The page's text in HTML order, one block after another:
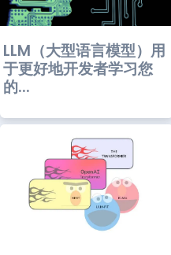
LLM（大型语言模型）用
于更好地开发者学习您
的...